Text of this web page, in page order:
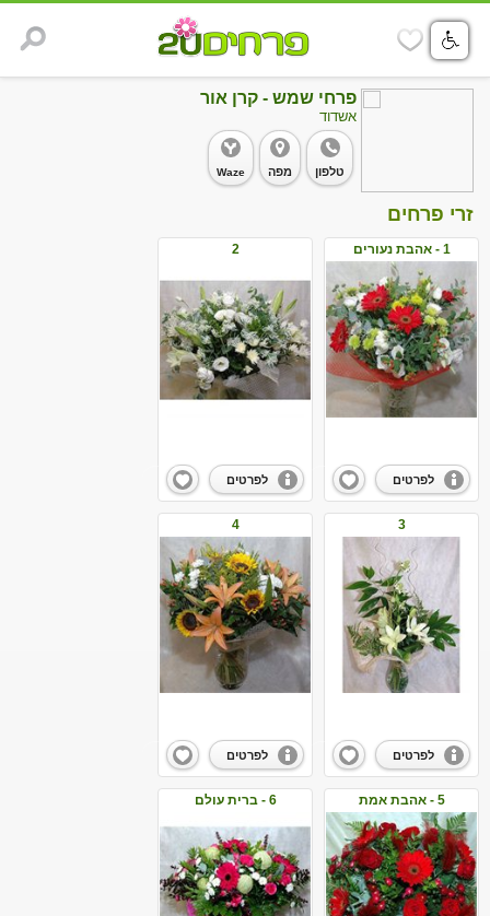
פרחי שמש - קרן אור
אשדוד
Waze מפה טלפון
זרי פרחים
1 - אהבת נעורים
לפרטים
2
לפרטים
3
לפרטים
4
לפרטים
5 - אהבת אמת 6 - ברית עולם